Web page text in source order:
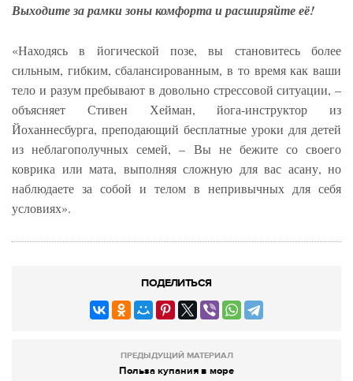
Выходите за рамки зоны комфорта и расширяйте её!
«Находясь в йогической позе, вы становитесь более
сильным, гибким, сбалансированным, в то время как ваши
тело и разум пребывают в довольно стрессовой ситуации, –
объясняет Стивен Хейман, йога-инструктор из
Йоханнесбурга, преподающий бесплатные уроки для детей
из неблагополучных семей, – Вы не бежите со своего
коврика или мата, выполняя сложную для вас асану, но
наблюдаете за собой и телом в непривычных для себя
условиях».
ПОДЕЛИТЬСЯ
ПРЕДЫДУЩИЙ МАТЕРИАЛ
Польза купания в море